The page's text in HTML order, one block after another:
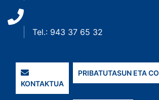
Tel.: 943 37 65 32
KONTAKTUA
PRIBATUTASUN ETA